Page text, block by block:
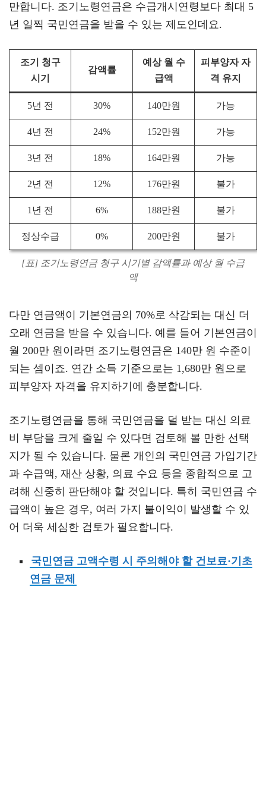
만합니다. 조기노령연금은 수급개시연령보다 최대 5
년 일찍 국민연금을 받을 수 있는 제도인데요.
조기 청구
시기
감액률
예상 월 수
급액
피부양자 자
격 유지
5년 전 30% 140만원 가능
4년 전 24% 152만원 가능
3년 전 18% 164만원 가능
2년 전 12% 176만원 불가
1년 전 6% 188만원 불가
정상수급 0% 200만원 불가
[표] 조기노령연금 청구 시기별 감액률과 예상 월 수급
액
다만 연금액이 기본연금의 70%로 삭감되는 대신 더
오래 연금을 받을 수 있습니다. 예를 들어 기본연금이
월 200만 원이라면 조기노령연금은 140만 원 수준이
되는 셈이죠. 연간 소득 기준으로는 1,680만 원으로
피부양자 자격을 유지하기에 충분합니다.
조기노령연금을 통해 국민연금을 덜 받는 대신 의료
비 부담을 크게 줄일 수 있다면 검토해 볼 만한 선택
지가 될 수 있습니다. 물론 개인의 국민연금 가입기간
과 수급액, 재산 상황, 의료 수요 등을 종합적으로 고
려해 신중히 판단해야 할 것입니다. 특히 국민연금 수
급액이 높은 경우, 여러 가지 불이익이 발생할 수 있
어 더욱 세심한 검토가 필요합니다.
국민연금 고액수령 시 주의해야 할 건보료·기초
연금 문제